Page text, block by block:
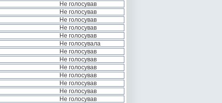
Не голосував
Не голосував
Не голосував
Не голосував
Не голосував
Не голосувала
Не голосував
Не голосував
Не голосував
Не голосував
Не голосував
Не голосував
Не голосував